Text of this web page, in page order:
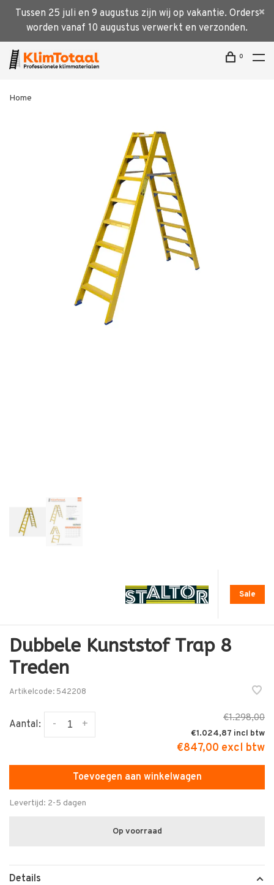
Tussen 25 juli en 9 augustus zijn wij op vakantie. Orders
worden vanaf 10 augustus verwerkt en verzonden.
0
Home
Sale
Dubbele Kunststof Trap 8
Treden
Artikelcode: 542208
Aantal: +
-
€1.298,00
€1.024,87
€847,00 excl btw
Toevoegen aan winkelwagen
Levertijd: 2-5 dagen
Op voorraad
Details